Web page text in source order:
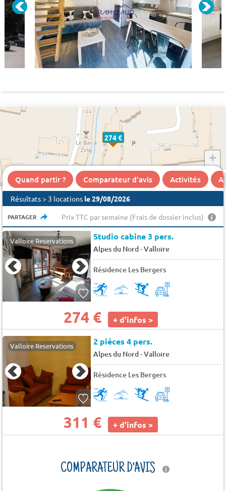
274 €
+
−
Quand partir ? Comparateur d'avis Activités A
Résultats > 3 locations le 29/08/2026
PARTAGER Prix TTC par semaine (Frais de dossier inclus)
Valloire Reservations Studio cabine 3 pers.
Alpes du Nord-Valloire
Résidence Les Bergers
274 € + d'infos >
Valloire Reservations 2 pièces 4 pers.
Alpes du Nord-Valloire
Résidence Les Bergers
311 € + d'infos >
COMPARATEUR D'AVIS